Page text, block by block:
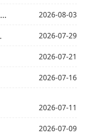
2026-08-03
2026-07-29
2026-07-21
2026-07-16
2026-07-11
2026-07-09